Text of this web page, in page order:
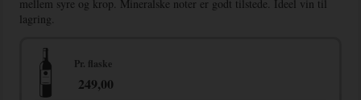
mellem syre og krop. Mineralske noter er godt tilstede. Ideel vin til
lagring.
Pr. flaske
249,00